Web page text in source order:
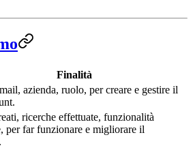
Finalità
azienda, ruolo, per creare e gestire il
ricerche effettuate, funzionalità
per far funzionare e migliorare il